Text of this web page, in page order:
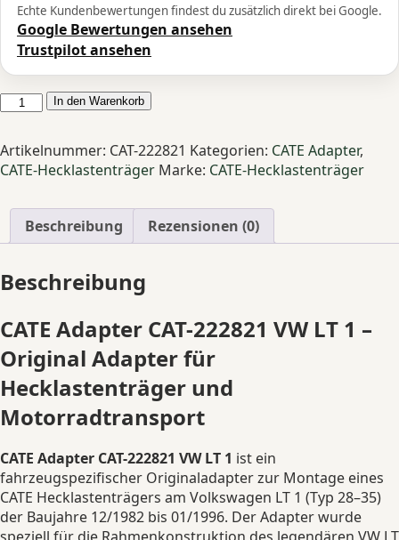
Echte Kundenbewertungen findest du zusätzlich direkt bei Google.
Google Bewertungen ansehen
Trustpilot ansehen
CATE
LT
28-
1982-
1996
CAT-
222821
In den Warenkorb
Artikelnummer: CAT-222821 Kategorien: CATE Adapter,
CATE-Hecklastenträger Marke: CATE-Hecklastenträger
Beschreibung Rezensionen (0)
Beschreibung
CATE Adapter CAT-222821 VW LT 1 –
Original Adapter für
Hecklastenträger und
Motorradtransport
CATE Adapter CAT-222821 VW LT 1 ist ein
fahrzeugspezifischer Originaladapter zur Montage eines
CATE Hecklastenträgers am Volkswagen LT 1 (Typ 28–35)
der Baujahre 12/1982 bis 01/1996. Der Adapter wurde